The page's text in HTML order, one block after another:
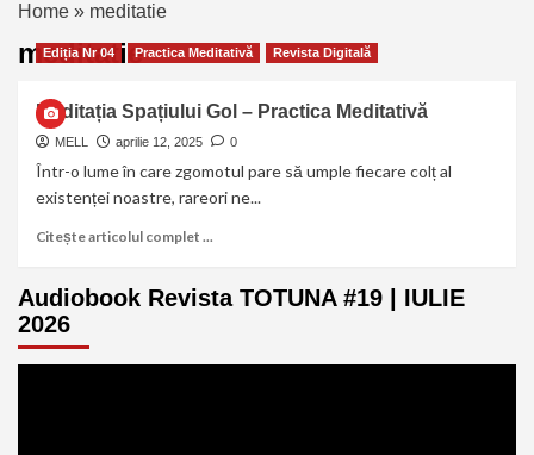
Home » meditatie
meditatie
Ediția Nr 04 Practica Meditativă Revista Digitală
Meditația Spațiului Gol – Practica Meditativă
MELL aprilie 12, 2025 0
Într-o lume în care zgomotul pare să umple fiecare colț al
existenței noastre, rareori ne...
Citește articolul complet ...
Audiobook Revista TOTUNA #19 | IULIE
2026